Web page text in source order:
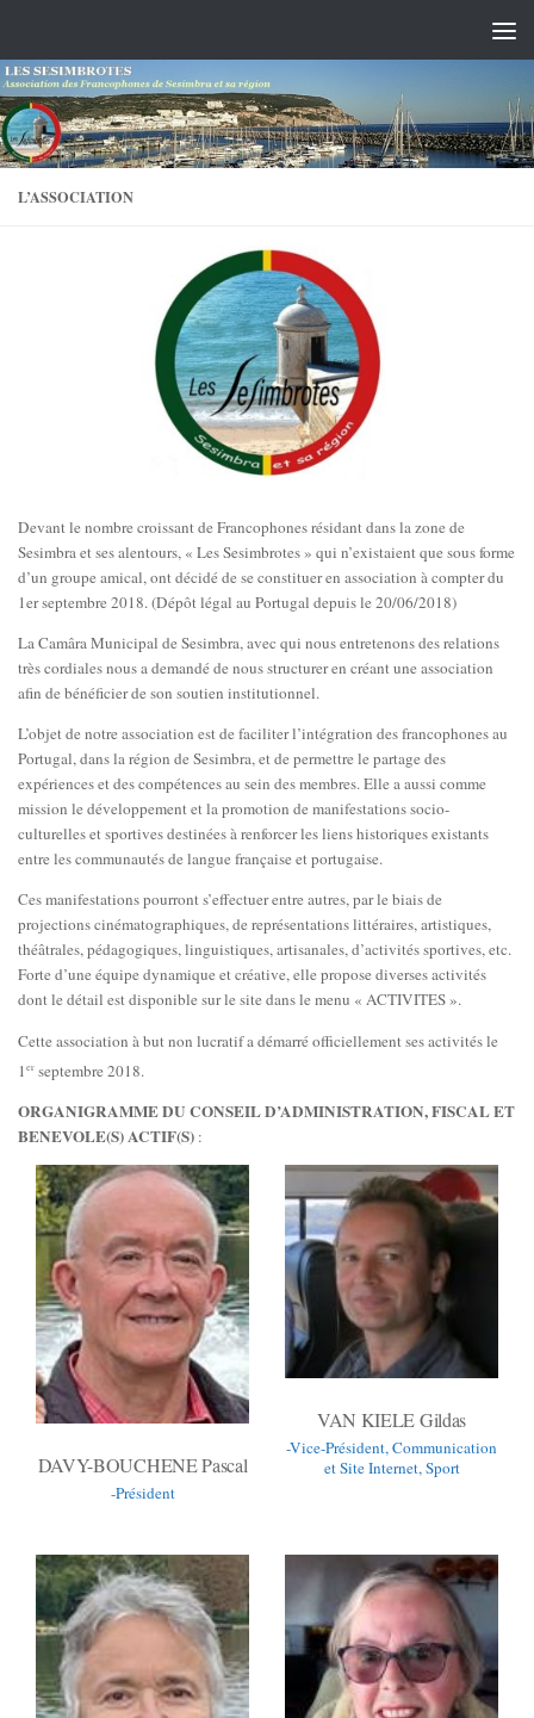
L’ASSOCIATION
Devant le nombre croissant de Francophones résidant dans la zone de
Sesimbra et ses alentours, « Les Sesimbrotes » qui n’existaient que sous forme
d’un groupe amical, ont décidé de se constituer en association à compter du
1er septembre 2018. (Dépôt légal au Portugal depuis le 20/06/2018)
La Camâra Municipal de Sesimbra, avec qui nous entretenons des relations
très cordiales nous a demandé de nous structurer en créant une association
afin de bénéficier de son soutien institutionnel.
L’objet de notre association est de faciliter l’intégration des francophones au
Portugal, dans la région de Sesimbra, et de permettre le partage des
expériences et des compétences au sein des membres. Elle a aussi comme
mission le développement et la promotion de manifestations socio-
culturelles et sportives destinées à renforcer les liens historiques existants
entre les communautés de langue française et portugaise.
Ces manifestations pourront s’effectuer entre autres, par le biais de
projections cinématographiques, de représentations littéraires, artistiques,
théâtrales, pédagogiques, linguistiques, artisanales, d’activités sportives, etc.
Forte d’une équipe dynamique et créative, elle propose diverses activités
dont le détail est disponible sur le site dans le menu « ACTIVITES ».
Cette association à but non lucratif a démarré officiellement ses activités le
1er septembre 2018.
ORGANIGRAMME DU CONSEIL D’ADMINISTRATION, FISCALET
BENEVOLE(S) ACTIF(S) :
DAVY-BOUCHENE Pascal
-Président
VAN KIELE Gildas
-Vice-Président, Communication
et Site Internet, Sport